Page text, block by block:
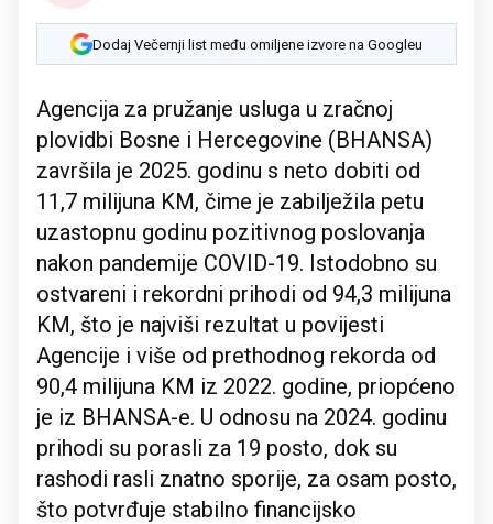
Dodaj Večernji list među omiljene izvore na Googleu
Agencija za pružanje usluga u zračnoj
plovidbi Bosne i Hercegovine (BHANSA)
završila je 2025. godinu s neto dobiti od
11,7 milijuna KM, čime je zabilježila petu
uzastopnu godinu pozitivnog poslovanja
nakon pandemije COVID-19. Istodobno su
ostvareni i rekordni prihodi od 94,3 milijuna
KM, što je najviši rezultat u povijesti
Agencije i više od prethodnog rekorda od
90,4 milijuna KM iz 2022. godine, priopćeno
je iz BHANSA-e. U odnosu na 2024. godinu
prihodi su porasli za 19 posto, dok su
rashodi rasli znatno sporije, za osam posto,
što potvrđuje stabilno financijsko